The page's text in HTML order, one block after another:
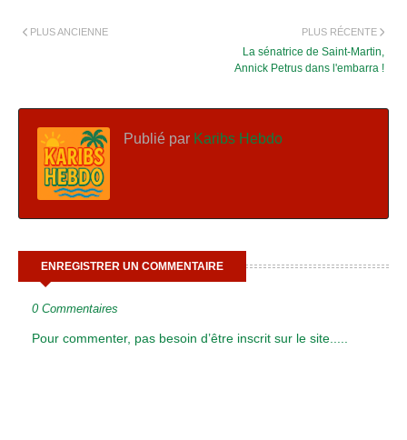
PLUS RÉCENTE
La sénatrice de Saint-Martin,
Annick Petrus dans l'embarra !
PLUS ANCIENNE
Publié par Karibs Hebdo
ENREGISTRER UN COMMENTAIRE
0 Commentaires
Pour commenter, pas besoin d’être inscrit sur le site.....